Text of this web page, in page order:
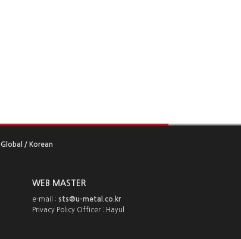
Global / Korean
WEB MASTER
e-mail : sts@u-metal.co.kr
Privacy Policy Officer : Hayul